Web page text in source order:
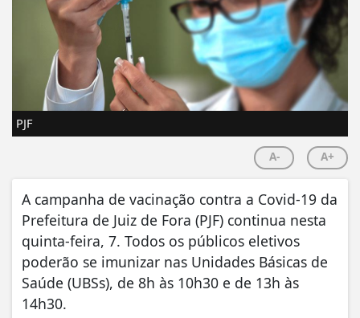
PJF
A- A+
A campanha de vacinação contra a Covid-19 da
Prefeitura de Juiz de Fora (PJF) continua nesta
quinta-feira, 7. Todos os públicos eletivos
poderão se imunizar nas Unidades Básicas de
Saúde (UBSs), de 8h às 10h30 e de 13h às
14h30.